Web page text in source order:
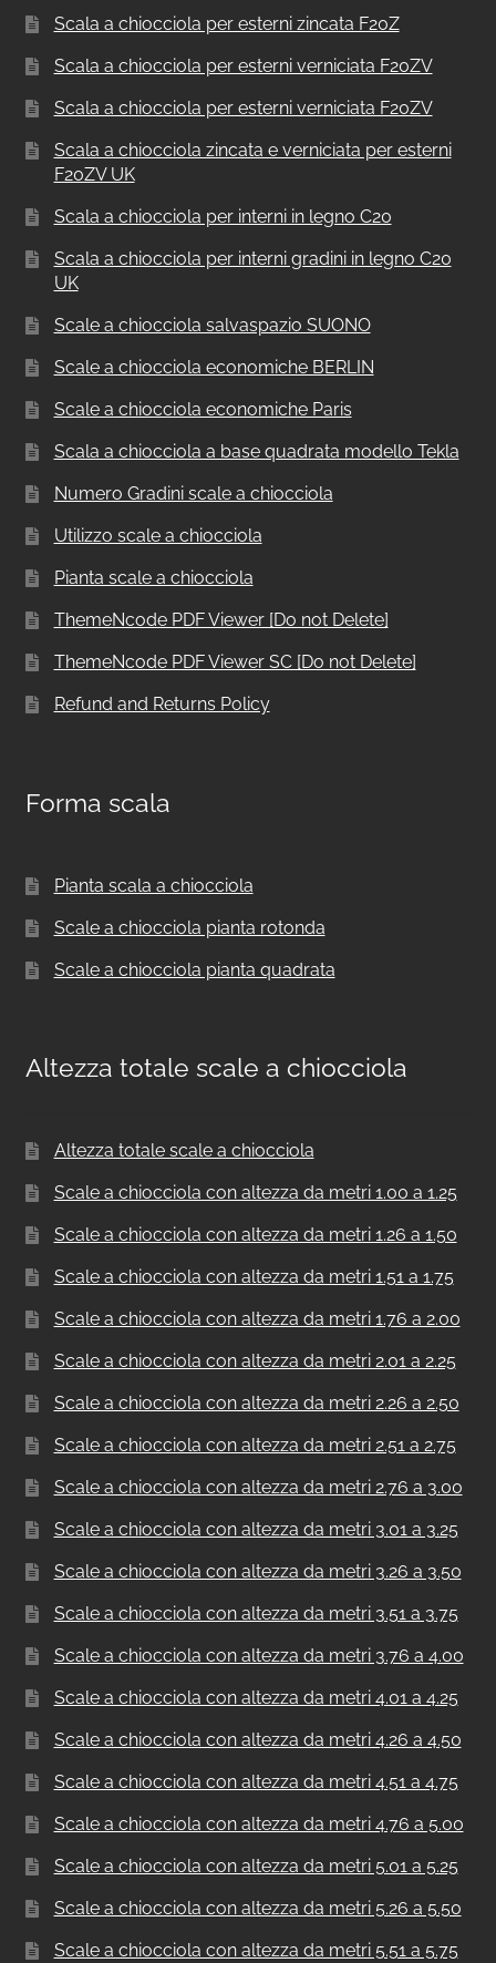
Scala a chiocciola per esterni zincata F20Z
Scala a chiocciola per esterni verniciata F20ZV
Scala a chiocciola per esterni verniciata F20ZV
Scala a chiocciola zincata e verniciata per esterni
F20ZV UK
Scala a chiocciola per interni in legno C20
Scala a chiocciola per interni gradini in legno C20
UK
Scale a chiocciola salvaspazio SUONO
Scale a chiocciola economiche BERLIN
Scale a chiocciola economiche Paris
Scala a chiocciola a base quadrata modello Tekla
Numero Gradini scale a chiocciola
Utilizzo scale a chiocciola
Pianta scale a chiocciola
ThemeNcode PDF Viewer [Do not Delete]
ThemeNcode PDF Viewer SC [Do not Delete]
Refund and Returns Policy
Forma scala
Pianta scala a chiocciola
Scale a chiocciola pianta rotonda
Scale a chiocciola pianta quadrata
Altezza totale scale a chiocciola
Altezza totale scale a chiocciola
Scale a chiocciola con altezza da metri 1.00 a 1.25
Scale a chiocciola con altezza da metri 1.26 a 1.50
Scale a chiocciola con altezza da metri 1.51 a 1.75
Scale a chiocciola con altezza da metri 1.76 a 2.00
Scale a chiocciola con altezza da metri 2.01 a 2.25
Scale a chiocciola con altezza da metri 2.26 a 2.50
Scale a chiocciola con altezza da metri 2.51 a 2.75
Scale a chiocciola con altezza da metri 2.76 a 3.00
Scale a chiocciola con altezza da metri 3.01 a 3.25
Scale a chiocciola con altezza da metri 3.26 a 3.50
Scale a chiocciola con altezza da metri 3.51 a 3.75
Scale a chiocciola con altezza da metri 3.76 a 4.00
Scale a chiocciola con altezza da metri 4.01 a 4.25
Scale a chiocciola con altezza da metri 4.26 a 4.50
Scale a chiocciola con altezza da metri 4.51 a 4.75
Scale a chiocciola con altezza da metri 4.76 a 5.00
Scale a chiocciola con altezza da metri 5.01 a 5.25
Scale a chiocciola con altezza da metri 5.26 a 5.50
Scale a chiocciola con altezza da metri 5.51 a 5.75